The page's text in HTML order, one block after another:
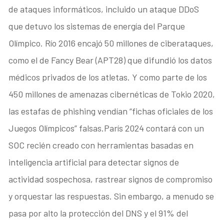
de ataques informáticos, incluido un ataque DDoS
que detuvo los sistemas de energía del Parque
Olímpico. Río 2016 encajó 50 millones de ciberataques,
como el de Fancy Bear (APT28) que difundió los datos
médicos privados de los atletas. Y como parte de los
450 millones de amenazas cibernéticas de Tokio 2020,
las estafas de phishing vendían “fichas oficiales de los
Juegos Olímpicos” falsas.París 2024 contará con un
SOC recién creado con herramientas basadas en
inteligencia artificial para detectar signos de
actividad sospechosa, rastrear signos de compromiso
y orquestar las respuestas. Sin embargo, a menudo se
pasa por alto la protección del DNS y el 91% del